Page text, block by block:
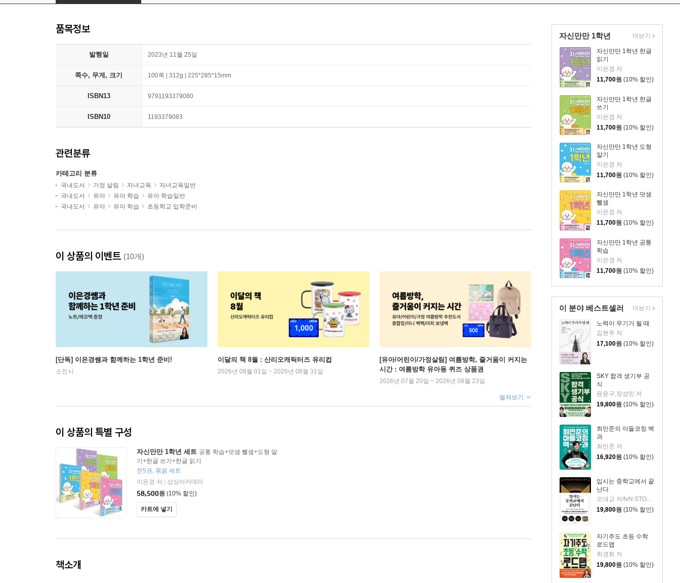
자신만만 1학년
자신만만 1학년 한글
읽기
이은경 저
11,700원 (10% 할인)
자신만만 1학년 한글
쓰기
이은경 저
11,700원 (10% 할인)
자신만만 1학년 도형
알기
이은경 저
11,700원 (10% 할인)
자신만만 1학년 덧셈
뺄셈
이은경 저
11,700원 (10% 할인)
자신만만 1학년 공통
학습
이은경 저
11,700원 (10% 할인)
더보기
이 분야 베스트셀러
노력이 무기가 될 때
김현주 저
17,100원 (10% 할인)
SKY 합격 생기부 공
식
윤윤구,장성민 저
19,800원 (10% 할인)
최민준의 아들코칭 백
과
최민준 저
16,920원 (10% 할인)
입시는 중학교에서 끝
난다
19,800원 (10% 할인)
자기주도 초등 수학
로드맵
최경희 저
19,800원 (10% 할인)
더보기
품목정보
발행일 2023년 11월 25일
쪽수, 무게, 크기 100쪽 | 312g | 225*285*15mm
ISBN13 9791193379080
ISBN10 1193379083
관련분류
카테고리 분류
국내도서 가정 살림 자녀교육
자녀교육일반
국내도서
유아 유아 학습
유아 학습일반
국내도서
유아 유아 학습 초등학교 입학준비
이 상품의 이벤트 (10개)
[단독] 이은경쌤과 함께하는 1학년 준비!
소진시
이달의 책 8월 : 산리오캐릭터즈 유리컵
2026년 08월 01일 ~ 2026년 08월 31일
[유아/어린이/가정살림] 여름방학, 줄거움이 커지는
시간 : 여름방학 유아동 퀴즈 상품권
2026년 07월 20일 ~ 2026년 08월 23일
펼쳐보기
이 상품의 특별 구성
자신만만 1학년 세트 공통 학습+덧셈 뺄셈+도형 알
기+한글 쓰기+한글 읽기
전5권, 묶음 세트
이은경 저
상상아카데미
58,500원 (10% 할인)
카트에 넣기
책소개